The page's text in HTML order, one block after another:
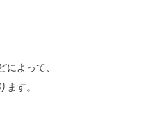
によって、
ます。